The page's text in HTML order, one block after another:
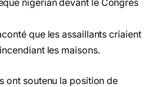
nigérian devant le Congrès
que les assaillants criaient
les maisons.
ont soutenu la position de